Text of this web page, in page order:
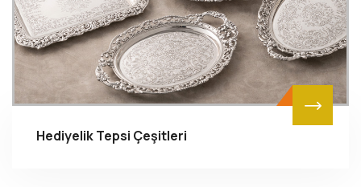
Hediyelik Tepsi Çeşitleri